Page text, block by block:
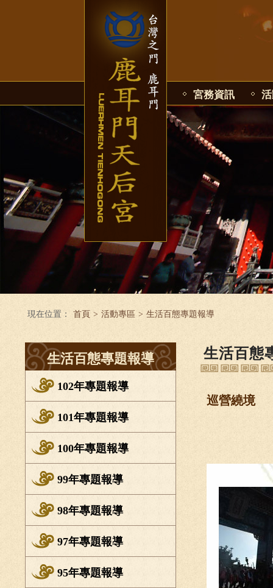
宮務資訊
現在位置： 首頁 > 活動專區 > 生活百態專題報導
生活百態專題報導
102年專題報導
101年專題報導
100年專題報導
99年專題報導
98年專題報導
97年專題報導
95年專題報導
生活百態
巡營繞境